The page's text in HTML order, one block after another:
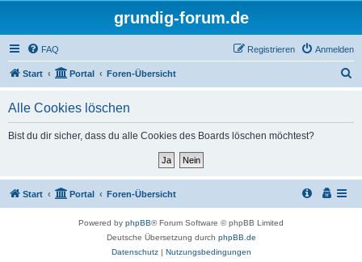
grundig-forum.de
FAQ Anmelden
Registrieren
Start Portal Foren-Übersicht
Alle Cookies löschen
Bist du dir sicher, dass du alle Cookies des Boards löschen möchtest?
Start Portal Foren-Übersicht
Powered by phpBB® Forum Software © phpBB Limited
Deutsche Übersetzung durch phpBB.de
Datenschutz| Nutzungsbedingungen